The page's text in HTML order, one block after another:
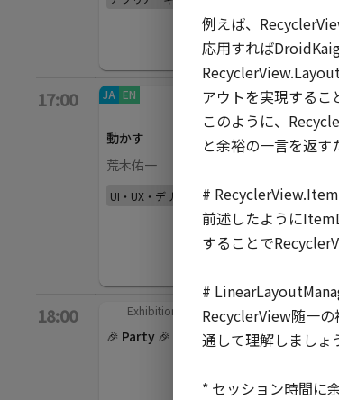
開発ツール
17:00 JA EN App bars/
動かす
荒木佑一
UI・UX・デザイン
EN JA
Privacy First
Machine
その他
18:00 Exhibition 120min
🎉 Party 🎉
例えば、
応用すれば
アウトを実現するこ
このように、
と余裕の一言を返
#
前述したように
することで
#
RecyclerView随一
通して理解しましょ
* セッション時間に